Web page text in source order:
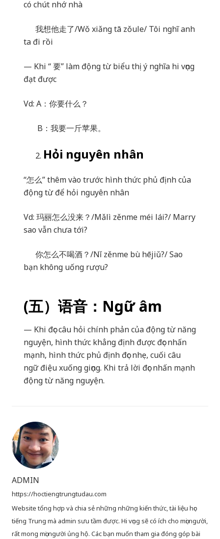
có chút nhớ nhà
我想他走了/Wǒ xiǎng tā zǒule/ Tôi nghĩ anh
ta đi rồi
— Khi “要” làm động từ biểu thị ý nghĩa hi vọng
đạt được
Vd: A ：你要什么？
B ：我要一斤苹果。
Hỏi nguyên nhân
“怎么” thêm vào trước hình thức phủ định của
động từ để hỏi nguyên nhân
Vd: 玛丽怎么没来？/Mǎlì zěnme méi lái?/ Marry
sao vẫn chưa tới?
你怎么不喝酒？/Nǐ zěnme bù hējiǔ?/ Sao
bạn không uống rượu?
(五） 语音： Ngữ âm
— Khi đọc câu hỏi chính phản của động từ năng
nguyện, hình thức khẳng định được đọc nhấn
mạnh, hình thức phủ định đọc nhẹ, cuối câu
ngữ điệu xuống giọng. Khi trả lời đọc nhấn mạnh
động từ năng nguyện.
ADMIN
https://hoctiengtrungtudau.com
Website tổng hợp và chia sẻ những những kiến thức, tài liệu học
tiếng Trung mà admin sưu tầm được. Hi vọng sẽ có ích cho mọi người,
rất mong mọi người ủng hộ. Các bạn muốn tham gia đóng góp bài